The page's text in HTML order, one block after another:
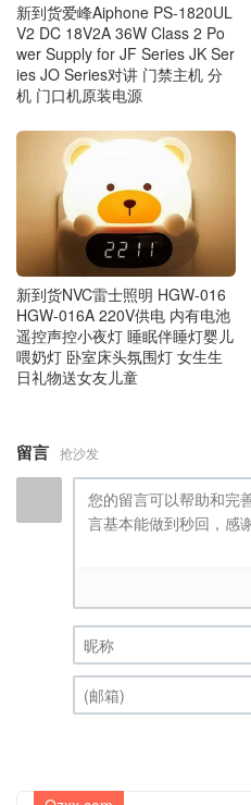
新到货爱峰Aiphone PS-1820UL
V2 DC 18V2A 36W Class 2 Po
wer Supply for JF Series JK Ser
ies JO Series对讲 门禁主机 分
机 门口机原装电源
新到货NVC雷士照明 HGW‑016
HGW‑016A 220V供电 内有电池
遥控声控小夜灯 睡眠伴睡灯婴儿
喂奶灯 卧室床头氛围灯 女生生
日礼物送女友儿童
留言 抢沙发
昵称 (必填)